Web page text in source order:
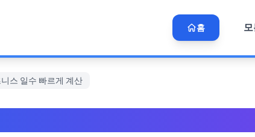
홈
스 일수 빠르게 계산